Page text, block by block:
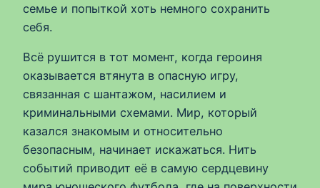
семье и попыткой хоть немного сохранить
себя.
Всё рушится в тот момент, когда героиня
оказывается втянута в опасную игру,
связанная с шантажом, насилием и
криминальными схемами. Мир, который
казался знакомым и относительно
безопасным, начинает искажаться. Нить
событий приводит её в самую сердцевину